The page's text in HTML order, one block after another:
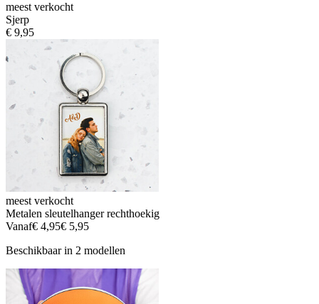
meest verkocht
Sjerp
€ 9,95
meest verkocht
Metalen sleutelhanger rechthoekig
Vanaf€ 4,95€ 5,95
Beschikbaar in 2 modellen